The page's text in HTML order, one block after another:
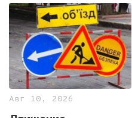
Авг 10, 2026